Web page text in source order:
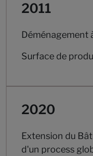
2011
Déménagement
Surface de
2020
Extension du
d'un process